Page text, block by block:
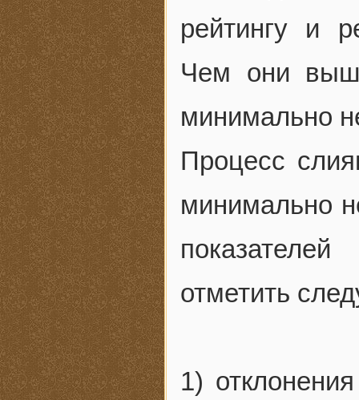
рейтингу и
Чем они
минимально
Процесс
минимально
отметить
1)